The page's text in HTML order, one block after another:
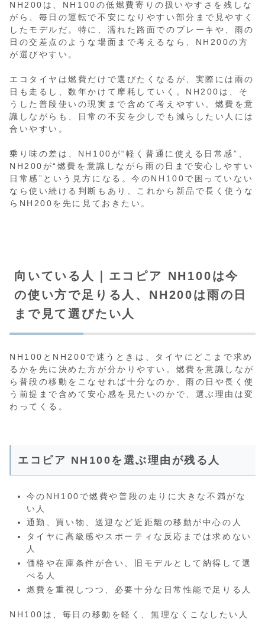
NH200は、NH100の低燃費寄りの扱いやすさを残しな
がら、毎日の運転で不安になりやすい部分まで見やすく
したモデルだ。特に、濡れた路面でのブレーキや、雨の
日の交差点のような場面まで考えるなら、NH200の方
が選びやすい。
エコタイヤは燃費だけで選びたくなるが、実際には雨の
日も走るし、数年かけて摩耗していく。NH200は、そ
うした普段使いの現実まで含めて考えやすい。燃費を意
識しながらも、日常の不安を少しでも減らしたい人には
合いやすい。
乗り味の差は、NH100が“軽く普通に使える日常感”、
NH200が“燃費を意識しながら雨の日まで安心しやすい
日常感”という見方になる。今のNH100で困っていない
なら使い続ける判断もあり、これから新品で長く使うな
らNH200を先に見ておきたい。
向いている人｜エコピア NH100は今
の使い方で足りる人、NH200は雨の日
まで見て選びたい人
NH100とNH200で迷うときは、タイヤにどこまで求め
るかを先に決めた方が分かりやすい。燃費を意識しなが
ら普段の移動をこなせれば十分なのか、雨の日や長く使
う前提まで含めて安心感を見たいのかで、選ぶ理由は変
わってくる。
エコピア NH100を選ぶ理由が残る人
今のNH100で燃費や普段の走りに大きな不満がな
い人
通勤、買い物、送迎など近距離の移動が中心の人
タイヤに高級感やスポーティな反応までは求めない
人
価格や在庫条件が合い、旧モデルとして納得して選
べる人
燃費を重視しつつ、必要十分な日常性能で足りる人
NH100は、毎日の移動を軽く、無理なくこなしたい人